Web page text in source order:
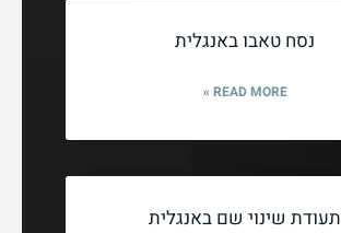
נסח טאבו באנגלית
READ MORE »
תעודת שינוי שם באנגלית